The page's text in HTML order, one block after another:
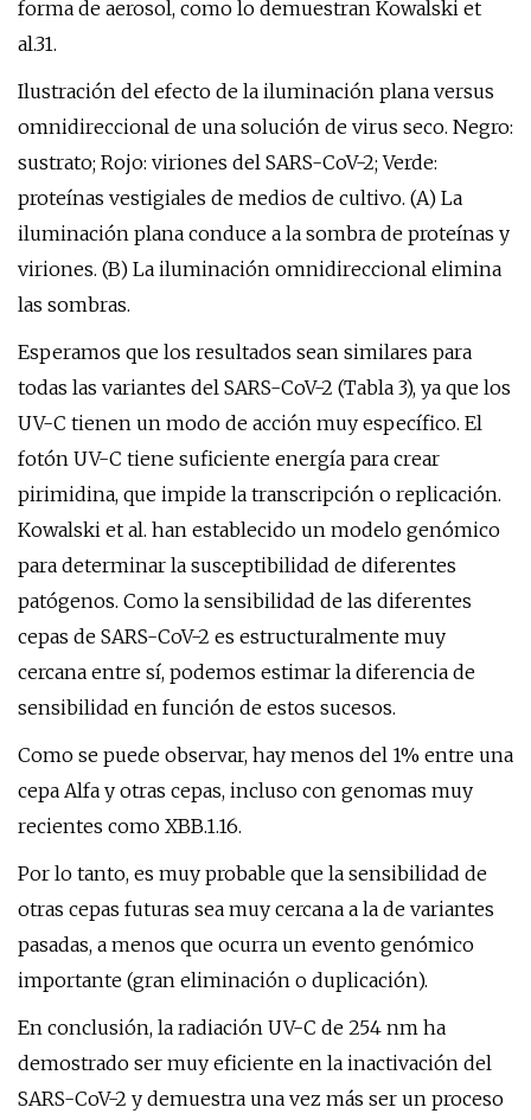
forma de aerosol, como lo demuestran Kowalski et
al.31.
Ilustración del efecto de la iluminación plana versus
omnidireccional de una solución de virus seco. Negro:
sustrato; Rojo: viriones del SARS-CoV-2; Verde:
proteínas vestigiales de medios de cultivo. (A) La
iluminación plana conduce a la sombra de proteínas y
viriones. (B) La iluminación omnidireccional elimina
las sombras.
Esperamos que los resultados sean similares para
todas las variantes del SARS-CoV-2 (Tabla 3), ya que los
UV-C tienen un modo de acción muy específico. El
fotón UV-C tiene suficiente energía para crear
pirimidina, que impide la transcripción o replicación.
Kowalski et al. han establecido un modelo genómico
para determinar la susceptibilidad de diferentes
patógenos. Como la sensibilidad de las diferentes
cepas de SARS-CoV-2 es estructuralmente muy
cercana entre sí, podemos estimar la diferencia de
sensibilidad en función de estos sucesos.
Como se puede observar, hay menos del 1% entre una
cepa Alfa y otras cepas, incluso con genomas muy
recientes como XBB.1.16.
Por lo tanto, es muy probable que la sensibilidad de
otras cepas futuras sea muy cercana a la de variantes
pasadas, a menos que ocurra un evento genómico
importante (gran eliminación o duplicación).
En conclusión, la radiación UV-C de 254 nm ha
demostrado ser muy eficiente en la inactivación del
SARS-CoV-2 y demuestra una vez más ser un proceso